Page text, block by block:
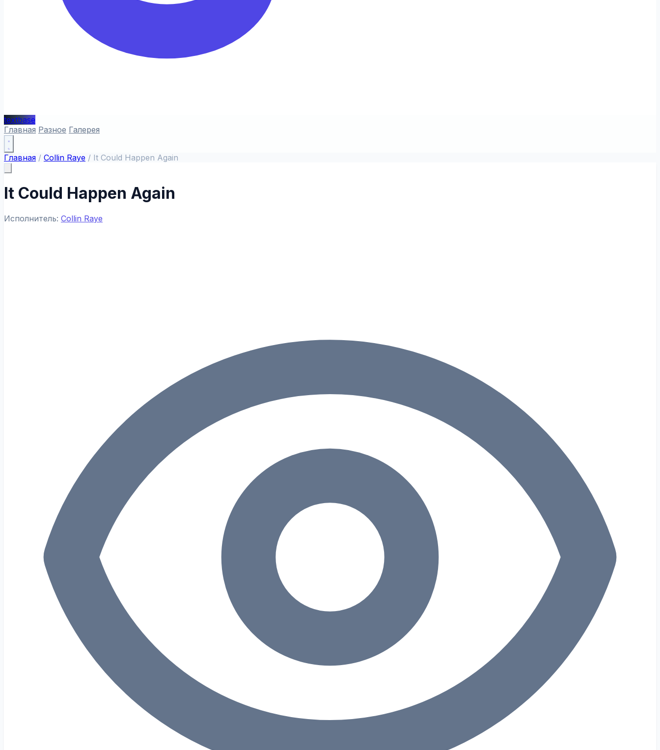
textbase
Главная Разное Галерея
Главная / Collin Raye / It Could Happen Again
It Could Happen Again
Исполнитель: Collin Raye